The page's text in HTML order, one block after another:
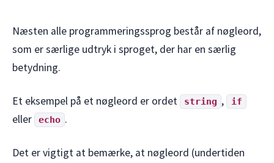
Næsten alle programmeringssprog består af nøgleord,
som er særlige udtryk i sproget, der har en særlig
betydning.
Et eksempel på et nøgleord er ordet string , if
eller echo .
Det er vigtigt at bemærke, at nøgleord (undertiden